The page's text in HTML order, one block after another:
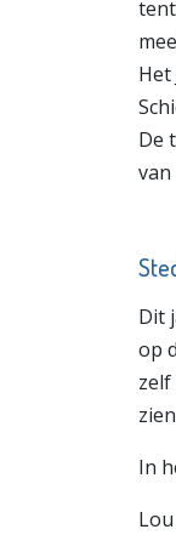
De
van
Dit
op
In